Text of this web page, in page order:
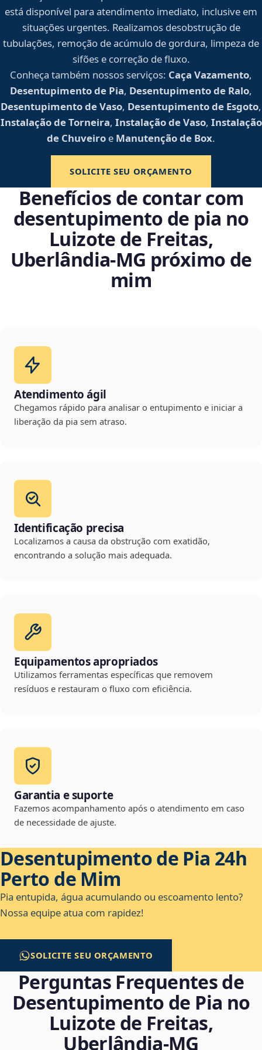
está disponível para atendimento imediato, inclusive em
situações urgentes. Realizamos desobstrução de
tubulações, remoção de acúmulo de gordura, limpeza de
sifões e correção de fluxo.
Conheça também nossos serviços: Caça Vazamento,
Desentupimento de Pia, Desentupimento de Ralo,
Desentupimento de Vaso, Desentupimento de Esgoto,
Instalação de Torneira, Instalação de Vaso, Instalação
de Chuveiro e Manutenção de Box.
SOLICITE SEU ORÇAMENTO
Benefícios de contar com
desentupimento de pia no
Luizote de Freitas,
Uberlândia‑MG próximo de
mim
Atendimento ágil
Chegamos rápido para analisar o entupimento e iniciar a
liberação da pia sem atraso.
Identificação precisa
Localizamos a causa da obstrução com exatidão,
encontrando a solução mais adequada.
Equipamentos apropriados
Utilizamos ferramentas específicas que removem
resíduos e restauram o fluxo com eficiência.
Garantia e suporte
Fazemos acompanhamento após o atendimento em caso
de necessidade de ajuste.
Desentupimento de Pia 24h
Perto de Mim
Pia entupida, água acumulando ou escoamento lento?
Nossa equipe atua com rapidez!
SOLICITE SEU ORÇAMENTO
Perguntas Frequentes de
Desentupimento de Pia no
Luizote de Freitas,
Uberlândia‑MG